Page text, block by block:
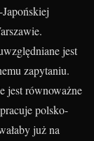
jest
zapytaniu.
jest równoważne
polsko-
już na